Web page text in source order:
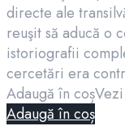
directe ale
reuşit să aducă o
istoriografii
cercetări era
Adaugă în coș
Adaugă în coș